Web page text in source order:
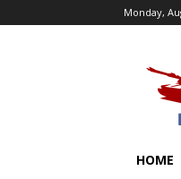
Monday,
HOME